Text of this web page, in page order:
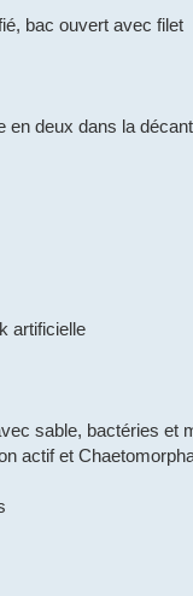
bac ouvert avec filet
en deux dans la
artificielle
sable, bactéries et
actif et